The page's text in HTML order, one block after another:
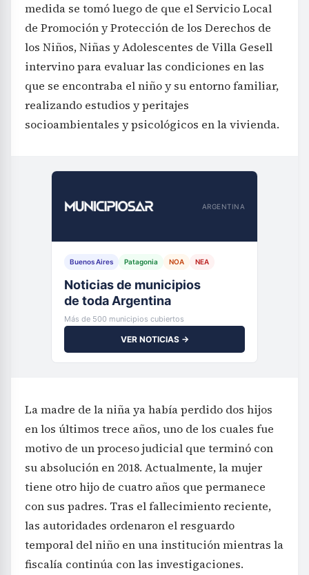
medida se tomó luego de que el Servicio Local
de Promoción y Protección de los Derechos de
los Niños, Niñas y Adolescentes de Villa Gesell
intervino para evaluar las condiciones en las
que se encontraba el niño y su entorno familiar,
realizando estudios y peritajes
socioambientales y psicológicos en la vivienda.
ARGENTINA
Buenos Aires Patagonia NOA NEA
Noticias de municipios
de toda Argentina
Más de 500 municipios cubiertos
VER NOTICIAS →
La madre de la niña ya había perdido dos hijos
en los últimos trece años, uno de los cuales fue
motivo de un proceso judicial que terminó con
su absolución en 2018. Actualmente, la mujer
tiene otro hijo de cuatro años que permanece
con sus padres. Tras el fallecimiento reciente,
las autoridades ordenaron el resguardo
temporal del niño en una institución mientras la
fiscalía continúa con las investigaciones.